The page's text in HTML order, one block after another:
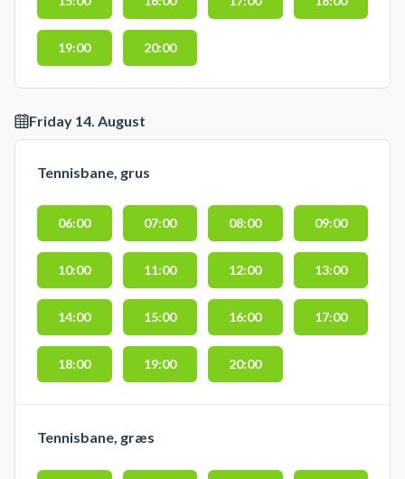
19:00 20:00
Friday 14. August
Tennisbane, grus
06:00 07:00 08:00 09:00
10:00 11:00 12:00 13:00
14:00 15:00 16:00 17:00
18:00 19:00 20:00
Tennisbane, græs